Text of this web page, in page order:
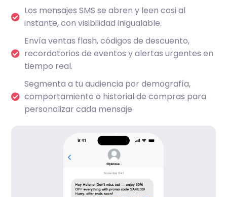
Los mensajes SMS se abren y leen casi al
instante, con visibilidad inigualable.
Envía ventas flash, códigos de descuento,
recordatorios de eventos y alertas urgentes en
tiempo real.
Segmenta a tu audiencia por demografía,
comportamiento o historial de compras para
personalizar cada mensaje